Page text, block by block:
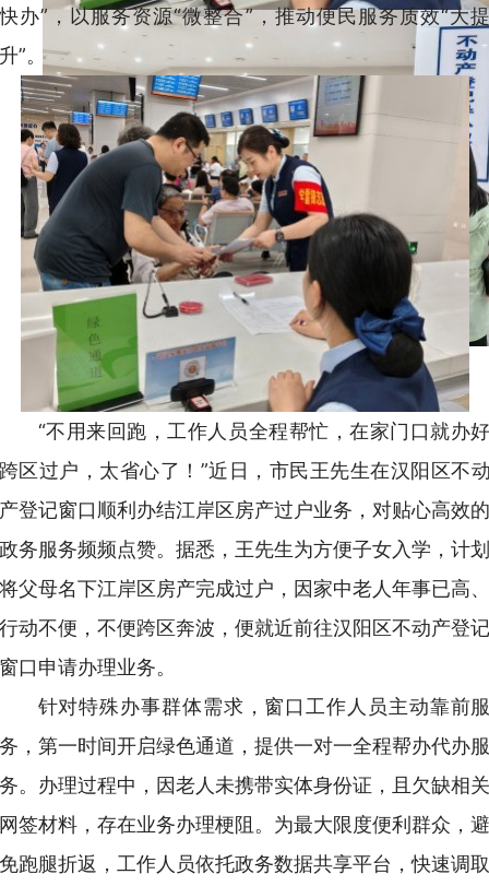
办”，以服务资源“微整合”，推动便民服务质效“大
”。
“不用来回跑，工作人员全程帮忙，在家门口就办
区过户，太省心了！”近日，市民王先生在汉阳区不
登记窗口顺利办结江岸区房产过户业务，对贴心高效
务服务频频点赞。据悉，王先生为方便子女入学，计
父母名下江岸区房产完成过户，因家中老人年事已高
动不便，不便跨区奔波，便就近前往汉阳区不动产登
口申请办理业务。
针对特殊办事群体需求，窗口工作人员主动靠前
，第一时间开启绿色通道，提供一对一全程帮办代办
。办理过程中，因老人未携带实体身份证，且欠缺相
签材料，存在业务办理梗阻。为最大限度便利群众，
跑腿折返，工作人员依托政务数据共享平台，快速调